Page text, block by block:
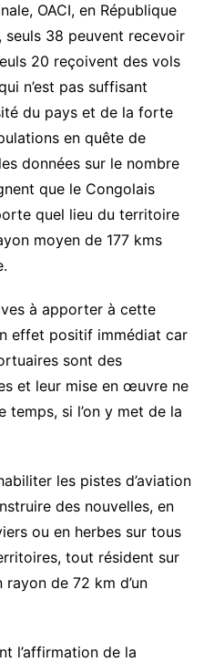
OACI, en République
38 peuvent recevoir
20 reçoivent des vols
n’est pas suffisant
du pays et de la forte
en quête de
données sur le nombre
que le Congolais
quel lieu du territoire
moyen de 177 kms
à apporter à cette
effet positif immédiat car
sont des
et leur mise en œuvre ne
temps, si l’on y met de la
les pistes d’aviation
des nouvelles, en
ou en herbes sur tous
tout résident sur
de 72 km d’un
l’affirmation de la